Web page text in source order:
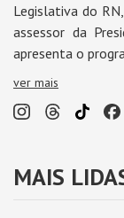
Legislativa do
assessor da
apresenta o
ver mais
MAIS